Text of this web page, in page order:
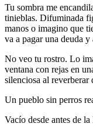
Tu sombra me
tinieblas. Difuminada
manos o imagino que
va a pagar una deuda
No veo tu rostro. Lo
ventana con rejas en
silenciosa al reverberar
Un pueblo sin perros
Vacío desde antes de